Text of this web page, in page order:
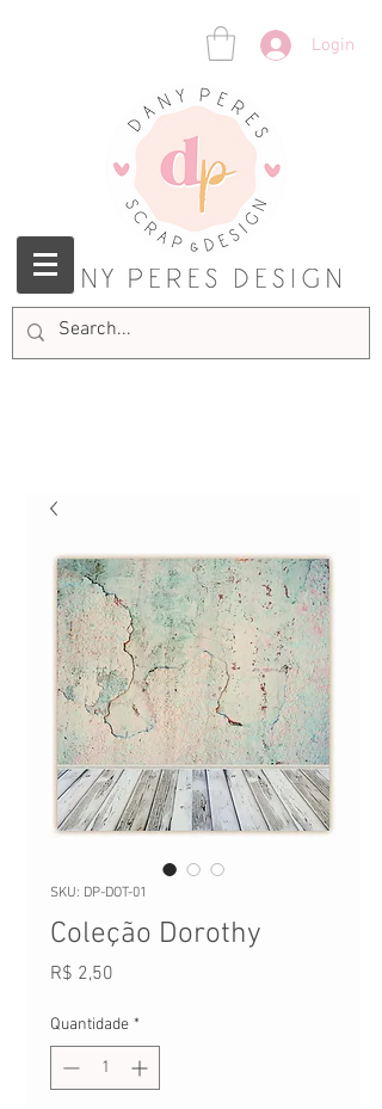
Login
SKU: DP-DOT-01
Coleção Dorothy
R$ 2,50
Quantidade *